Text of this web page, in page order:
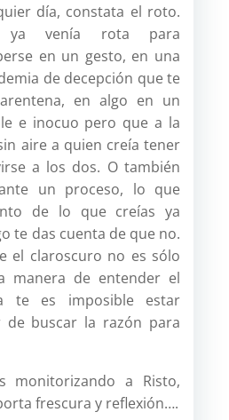
día, constata el roto.
ya venía rota para
en un gesto, en una
de decepción que te
en algo en un
e inocuo pero que a la
aire a quien creía tener
a los dos. O también
un proceso, lo que
de lo que creías ya
te das cuenta de que no.
el claroscuro no es sólo
manera de entender el
te es imposible estar
de buscar la razón para
monitorizando a Risto,
frescura y reflexión….